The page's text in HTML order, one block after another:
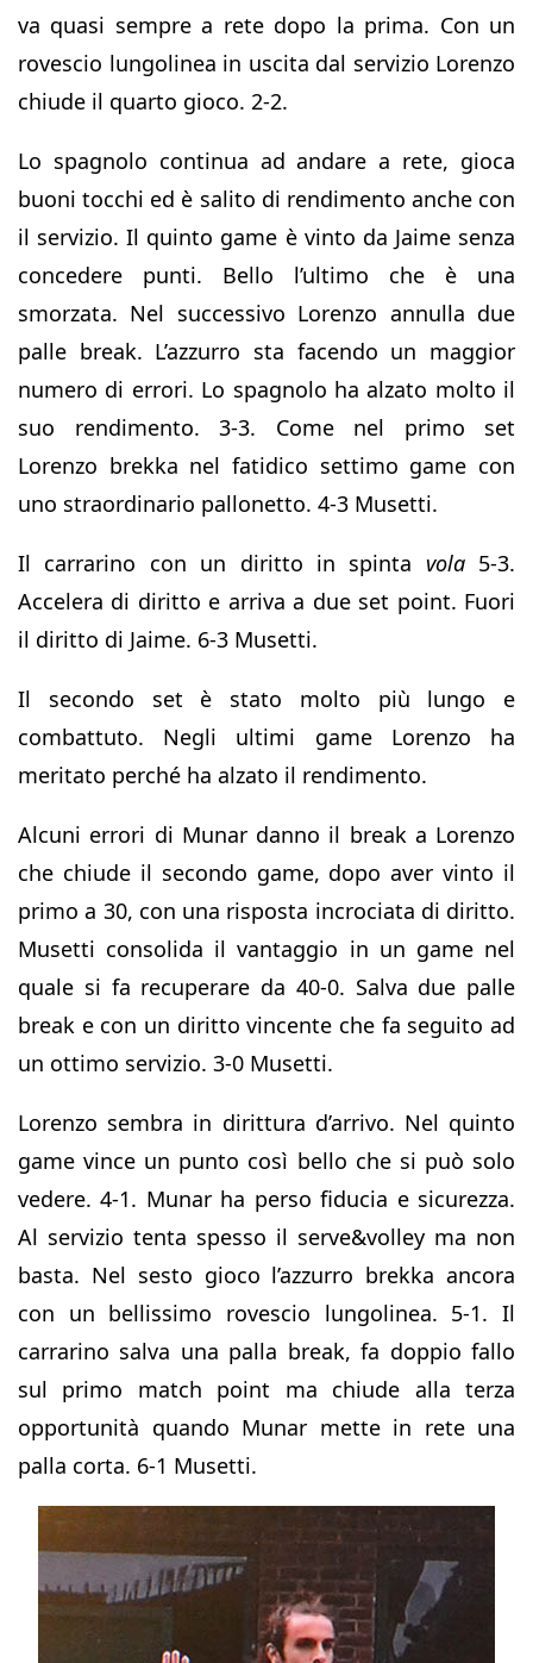
va quasi sempre a rete dopo la prima. Con un
rovescio lungolinea in uscita dal servizio Lorenzo
chiude il quarto gioco. 2-2.
Lo spagnolo continua ad andare a rete, gioca
buoni tocchi ed è salito di rendimento anche con
il servizio. Il quinto game è vinto da Jaime senza
concedere punti. Bello l’ultimo che è una
smorzata. Nel successivo Lorenzo annulla due
palle break. L’azzurro sta facendo un maggior
numero di errori. Lo spagnolo ha alzato molto il
suo rendimento. 3-3. Come nel primo set
Lorenzo brekka nel fatidico settimo game con
uno straordinario pallonetto. 4-3 Musetti.
Il carrarino con un diritto in spinta vola5-3.
Accelera di diritto e arriva a due set point. Fuori
il diritto di Jaime. 6-3 Musetti.
Il secondo set è stato molto più lungo e
combattuto. Negli ultimi game Lorenzo ha
meritato perché ha alzato il rendimento.
Alcuni errori di Munar danno il break a Lorenzo
che chiude il secondo game, dopo aver vinto il
primo a 30, con una risposta incrociata di diritto.
Musetti consolida il vantaggio in un game nel
quale si fa recuperare da 40-0. Salva due palle
break e con un diritto vincente che fa seguito ad
un ottimo servizio. 3-0 Musetti.
Lorenzo sembra in dirittura d’arrivo. Nel quinto
game vince un punto così bello che si può solo
vedere. 4-1. Munar ha perso fiducia e sicurezza.
Al servizio tenta spesso il serve&volley ma non
basta. Nel sesto gioco l’azzurro brekka ancora
con un bellissimo rovescio lungolinea. 5-1. Il
carrarino salva una palla break, fa doppio fallo
sul primo match point ma chiude alla terza
opportunità quando Munar mette in rete una
palla corta. 6-1 Musetti.